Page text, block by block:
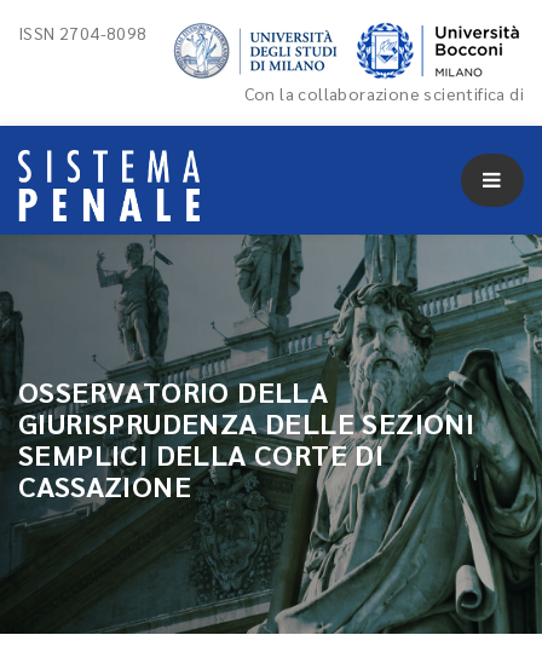
ISSN 2704-8098
Con la collaborazione scientifica di
OSSERVATORIO DELLA
GIURISPRUDENZA DELLE SEZIONI
SEMPLICI DELLA CORTE DI
CASSAZIONE